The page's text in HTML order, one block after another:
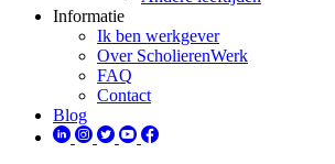
Informatie
Ik ben werkgever
Over ScholierenWerk
FAQ
Contact
Blog